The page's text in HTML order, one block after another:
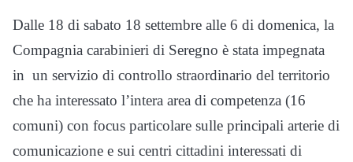
Dalle 18 di sabato 18 settembre alle 6 di domenica, la
Compagnia carabinieri di Seregno è stata impegnata
in un servizio di controllo straordinario del territorio
che ha interessato l’intera area di competenza (16
comuni) con focus particolare sulle principali arterie di
comunicazione e sui centri cittadini interessati di